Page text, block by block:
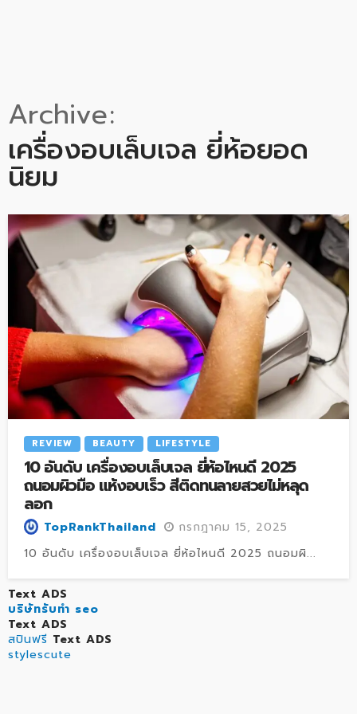
Archive
เครื่องอบเล็บเจล ยี่ห้อยอด
นิยม
REVIEW BEAUTY LIFESTYLE
10 อันดับ เครื่องอบเล็บเจล ยี่ห้อไหนดี 2025
ถนอมผิวมือ แห้งอบเร็ว สีติดทนลายสวยไม่หลุด
ลอก
TopRankThailand
กรกฎาคม 15, 2025
10 อันดับ เครื่องอบเล็บเจล ยี่ห้อไหนดี 2025 ถนอมผิ...
Text ADS
บริษัทรับทำ seo
Text ADS
สปินฟรี Text ADS
stylescute